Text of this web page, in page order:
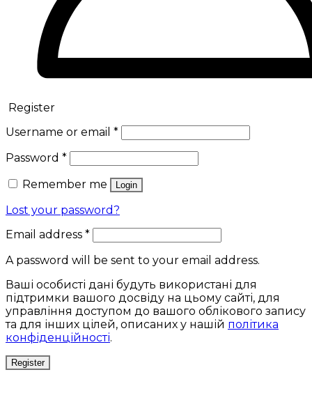
Register
Username or email *
Password *
Remember me
Login
Lost your password?
Email address *
A password will be sent to your email address.
Ваші особисті дані будуть використані для
підтримки вашого досвіду на цьому сайті, для
управління доступом до вашого облікового запису
та для інших цілей, описаних у нашій політика
конфіденційності.
Register